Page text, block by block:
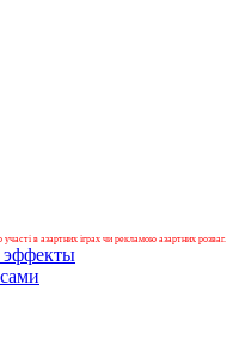
в азартних іграх чи рекламою азартних розваг.